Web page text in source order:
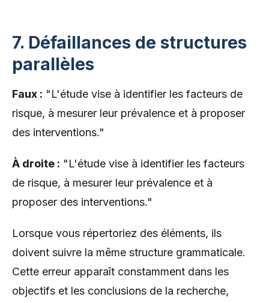
7. Défaillances de structures
parallèles
Faux : "L'étude vise à identifier les facteurs de
risque, à mesurer leur prévalence et à proposer
des interventions."
À droite : "L'étude vise à identifier les facteurs
de risque, à mesurer leur prévalence et à
proposer des interventions."
Lorsque vous répertoriez des éléments, ils
doivent suivre la même structure grammaticale.
Cette erreur apparaît constamment dans les
objectifs et les conclusions de la recherche,